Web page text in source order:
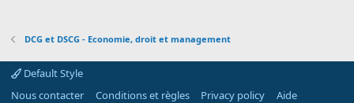
DCG et DSCG - Economie, droit et management
Default Style
Nous contacter
Conditions et règles Privacy policy
Aide